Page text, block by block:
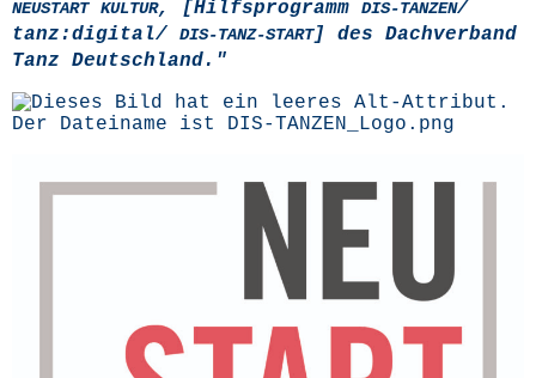
NEUSTART KULTUR, [Hilfs­pro­gramm DIS-TANZEN/
tanz:digital/ DIS-TANZ-START] des Dach­ver­band
Tanz Deutschland."